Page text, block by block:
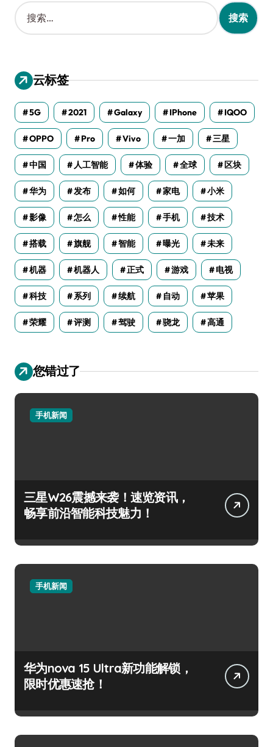
搜
索
：
云标签
5G 2021 Galaxy IPhone IQOO
OPPO Pro Vivo 一加 三星
中国 人工智能 体验 全球 区块
华为 发布 如何 家电 小米
影像 怎么 性能 手机 技术
搭载 旗舰 智能 曝光 未来
机器 机器人 正式 游戏 电视
科技 系列 续航 自动 苹果
荣耀 评测 驾驶 骁龙 高通
您错过了
手机新闻
三星W26震撼来袭！速览资讯，
畅享前沿智能科技魅力！
手机新闻
华为nova 15 Ultra新功能解锁，
限时优惠速抢！